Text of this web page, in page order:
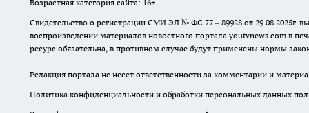
Возрастная категория сайта: 16+
Свидетельство о регистрации СМИ ЭЛ № ФС 77 – 89928 от
воспроизведении материалов новостного портала youtvnews.com в
ресурс обязательна, в противном случае будут применены нормы
Редакция портала не несет ответственности за комментарии и
Политика конфиденциальности и обработки персональных данных